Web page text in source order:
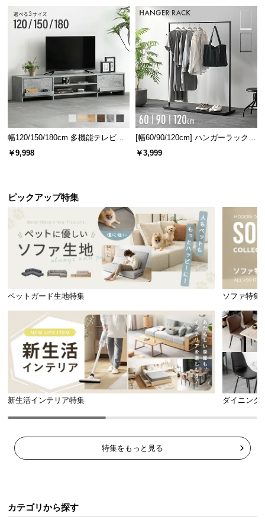
幅120/150/180cm 多機能テレビボ
ード 木目/石目調 オープン収納・
引き出し収納付き
￥9,998
[幅60/90/120cm] ハンガーラック
スチール 4段階高さ調節 サイドフ
ック オープンラック シンプル
￥3,999
ピックアップ特集
ペットガード生地特集 ソファ特集
新生活インテリア特集 ダイニング
特集をもっと見る
カテゴリから探す